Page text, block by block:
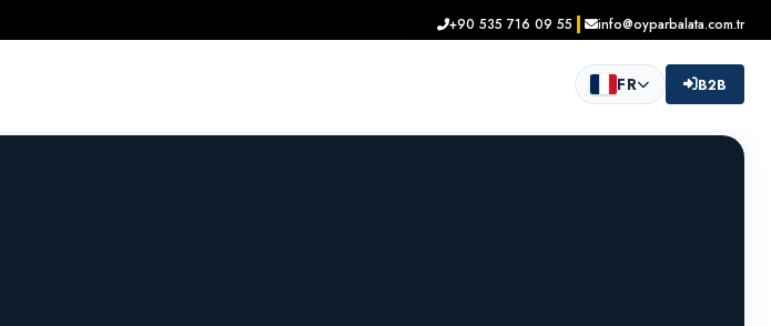
+90 535 716 09 55 info@oyparbalata.com.tr
FR B2B